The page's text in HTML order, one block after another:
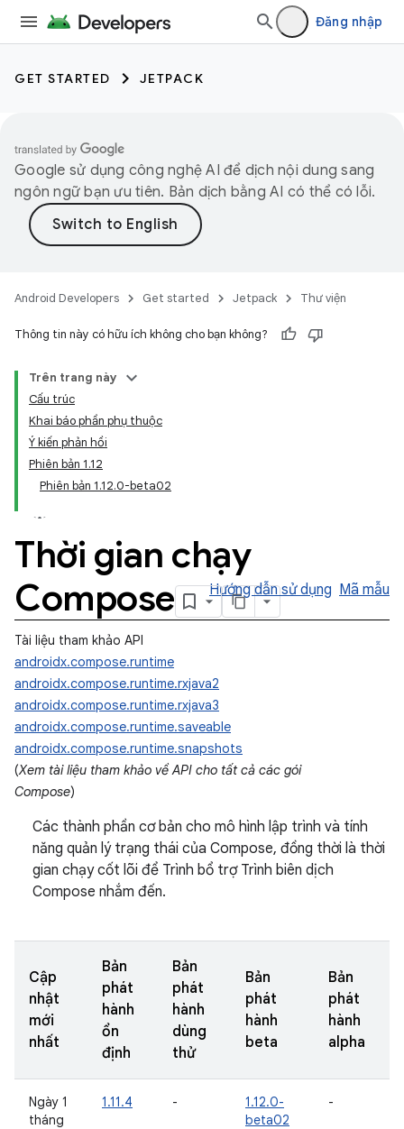
Đăng nhập
GET STARTED JETPACK
Google sử dụng công nghệ AI để dịch nội dung sang
ngôn ngữ bạn ưu tiên. Bản dịch bằng AI có thể có lỗi.
Android Developers Get started Jetpack Thư viện
Thông tin này có hữu ích không cho bạn không?
Trên trang này
Cấu trúc
Khai báo phần phụ thuộc
Ý kiến phản hồi
Phiên bản 1.12
Phiên bản 1.12.0-beta02
Thời gian chạy
Compose
Hướng dẫn sử dụng Mã mẫu
Tài liệu tham khảo API
androidx.compose.runtime
androidx.compose.runtime.rxjava2
androidx.compose.runtime.rxjava3
androidx.compose.runtime.saveable
androidx.compose.runtime.snapshots
(Xem tài liệu tham khảo về API cho tất cả các gói
Compose)
Các thành phần cơ bản cho mô hình lập trình và tính
năng quản lý trạng thái của Compose, đồng thời là thời
gian chạy cốt lõi để Trình bổ trợ Trình biên dịch
Compose nhắm đến.
Cập
nhật
mới
nhất
Bản
phát
hành
ổn
định
Bản
phát
hành
dùng
thử
Bản
phát
hành
beta
Bản
phát
hành
alpha
Ngày 1
tháng
1.11.4 -
1.12.0-
beta02
-